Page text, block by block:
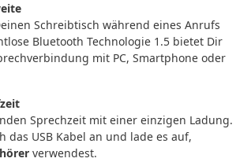
Schreibtisch während eines Anrufs
Bluetooth Technologie 1.5 bietet Dir
mit PC, Smartphone oder
Sprechzeit mit einer einzigen Ladung.
das USB Kabel an und lade es auf,
verwendest.